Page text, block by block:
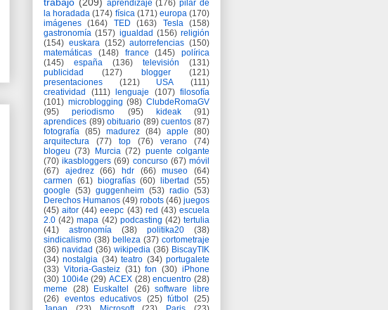
aprendizaje (176) pilar de
la horadada (174) física (171) europa (170)
imágenes
(164) TED (163) Tesla
(158)
gastronomía (157) igualdad (156) religión
(154) euskara (152) autorrefencias (150)
matemáticas
(148) france (145)
polírica
(145)
españa (136) televisión
(131)
publicidad
(127) blogger
(121)
presentaciones
(121) USA
(111)
creatividad
(111) lenguaje (107) filosofía
(101) microblogging (98) ClubdeRomaGV
(95)
periodismo (95) kideak
(91)
aprendices (89) obituario (89) cuentos (87)
fotografía (85) madurez (84) apple
(80)
arquitectura
(77) top (76) verano
(74)
blogeu (73) Murcia (72) puente colgante
(70) ikasbloggers (69) concurso (67) móvil
(67)
ajedrez (66) hdr (66) museo
(64)
carmen (61) biografías (60) libertad
(55)
google (53) guggenheim (53) radio (53)
Derechos Humanos (49) robots (46) juegos
(45) aitor (44) eeepc (43) red (43) escuela
2.0 (42) mapa (42) podcasting (42) tertulia
(41)
astronomía (38) politika20
(38)
sindicalismo (38) belleza (37) cortometraje
(36) navidad (36) wikipedia (36) BiscayTIK
(34) nostalgia (34) teatro (34) portugalete
(33) Vitoria-Gasteiz (31) fon (30) iPhone
(30) 100i4e (29) ACEX (28) encuentro (28)
meme
(28) Euskaltel (26) software libre
(26) eventos educativos (25) fútbol
(25)